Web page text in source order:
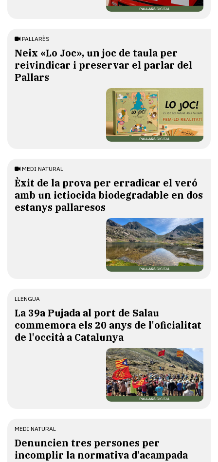
PALLARÈS
​Neix «Lo Joc», un joc de taula per
reivindicar i preservar el parlar del
Pallars
MEDI NATURAL
Èxit de la prova per erradicar el veró
amb un ictiocida biodegradable en dos
estanys pallaresos
LLENGUA
​La 39a Pujada al port de Salau
commemora els 20 anys de l'oficialitat
de l'occità a Catalunya
MEDI NATURAL
Denuncien tres persones per
incomplir la normativa d'acampada